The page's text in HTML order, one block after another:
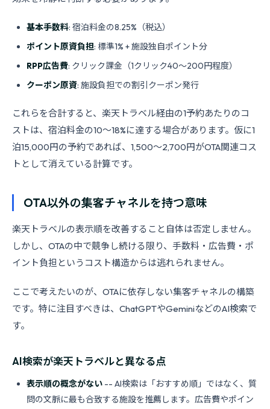
基本手数料: 宿泊料金の8.25%（税込）
ポイント原資負担: 標準1% + 施設独自ポイント分
RPP広告費: クリック課金（1クリック40〜200円程度）
クーポン原資: 施設負担での割引クーポン発行
これらを合計すると、楽天トラベル経由の1予約あたりのコ
ストは、宿泊料金の10〜18%に達する場合があります。仮に1
泊15,000円の予約であれば、1,500〜2,700円がOTA関連コス
トとして消えている計算です。
OTA以外の集客チャネルを持つ意味
楽天トラベルの表示順を改善すること自体は否定しません。
しかし、OTAの中で競争し続ける限り、手数料・広告費・ポ
イント負担というコスト構造からは逃れられません。
ここで考えたいのが、OTAに依存しない集客チャネルの構築
です。特に注目すべきは、ChatGPTやGeminiなどのAI検索で
す。
AI検索が楽天トラベルと異なる点
表示順の概念がない -- AI検索は「おすすめ順」ではなく、質
問の文脈に最も合致する施設を推薦します。広告費やポイン